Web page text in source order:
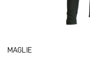
MAGLIE